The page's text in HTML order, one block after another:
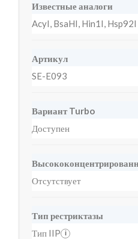
Известные аналоги
AcyI, BsaHI, Hin1I, Hsp92I
Артикул
SE-E093
Вариант Turbo
Доступен
Отсутствует
Тип рестриктазы
Тип IIP
i